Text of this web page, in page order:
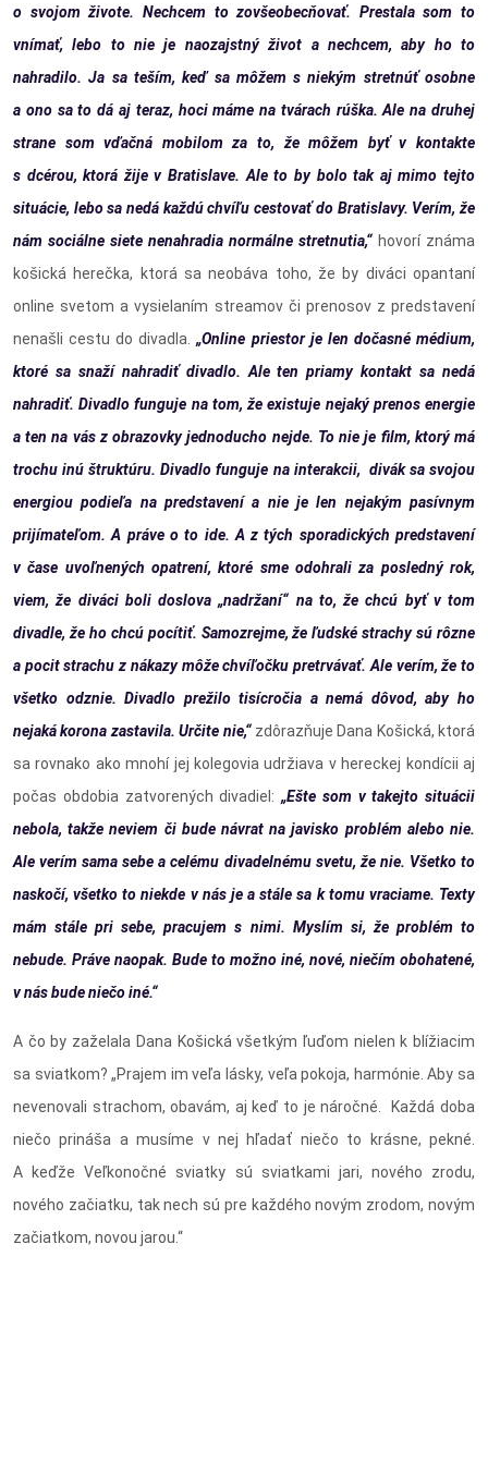
o svojom živote. Nechcem to zovšeobecňovať. Prestala som to
vnímať, lebo to nie je naozajstný život a nechcem, aby ho to
nahradilo. Ja sa teším, keď sa môžem s niekým stretnúť osobne
a ono sa to dá aj teraz, hoci máme na tvárach rúška. Ale na druhej
strane som vďačná mobilom za to, že môžem byť v kontakte
s dcérou, ktorá žije v Bratislave. Ale to by bolo tak aj mimo tejto
situácie, lebo sa nedá každú chvíľu cestovať do Bratislavy. Verím, že
nám sociálne siete nenahradia normálne stretnutia,“ hovorí známa
košická herečka, ktorá sa neobáva toho, že by diváci opantaní
online svetom a vysielaním streamov či prenosov z predstavení
nenašli cestu do divadla. „Online priestor je len dočasné médium,
ktoré sa snaží nahradiť divadlo. Ale ten priamy kontakt sa nedá
nahradiť. Divadlo funguje na tom, že existuje nejaký prenos energie
a ten na vás z obrazovky jednoducho nejde. To nie je film, ktorý má
trochu inú štruktúru. Divadlo funguje na interakcii, divák sa svojou
energiou podieľa na predstavení a nie je len nejakým pasívnym
prijímateľom. A práve o to ide. A z tých sporadických predstavení
v čase uvoľnených opatrení, ktoré sme odohrali za posledný rok,
viem, že diváci boli doslova „nadržaní“ na to, že chcú byť v tom
divadle, že ho chcú pocítiť. Samozrejme, že ľudské strachy sú rôzne
a pocit strachu z nákazy môže chvíľočku pretrvávať. Ale verím, že to
všetko odznie. Divadlo prežilo tisícročia a nemá dôvod, aby ho
nejaká korona zastavila. Určite nie,“zdôrazňuje Dana Košická, ktorá
sa rovnako ako mnohí jej kolegovia udržiava v hereckej kondícii aj
počas obdobia zatvorených divadiel: „Ešte som v takejto situácii
nebola, takže neviem či bude návrat na javisko problém alebo nie.
Ale verím sama sebe a celému divadelnému svetu, že nie. Všetko to
naskočí, všetko to niekde v nás je a stále sa k tomu vraciame. Texty
mám stále pri sebe, pracujem s nimi. Myslím si, že problém to
nebude. Práve naopak. Bude to možno iné, nové, niečím obohatené,
v nás bude niečo iné.“
A čo by zaželala Dana Košická všetkým ľuďom nielen k blížiacim
sa sviatkom? „Prajem im veľa lásky, veľa pokoja, harmónie. Aby sa
nevenovali strachom, obavám, aj keď to je náročné. Každá doba
niečo prináša a musíme v nej hľadať niečo to krásne, pekné.
A keďže Veľkonočné sviatky sú sviatkami jari, nového zrodu,
nového začiatku, tak nech sú pre každého novým zrodom, novým
začiatkom, novou jarou.“